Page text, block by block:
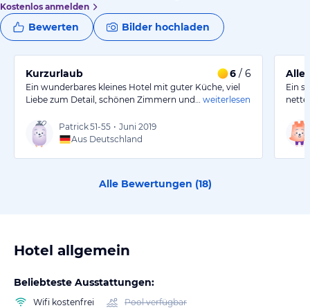
Kostenlos anmelden
Bewerten Bilder hochladen
Kurzurlaub 6 / 6
Ein wunderbares kleines Hotel mit guter Küche, viel
Liebe zum Detail, schönen Zimmern und…
weiterlesen
Patrick51-55 • Juni 2019
Aus Deutschland
Ein
nette
Alle Bewertungen (18)
Hotel allgemein
Beliebteste Ausstattungen:
Wifi kostenfrei
Pool verfügbar